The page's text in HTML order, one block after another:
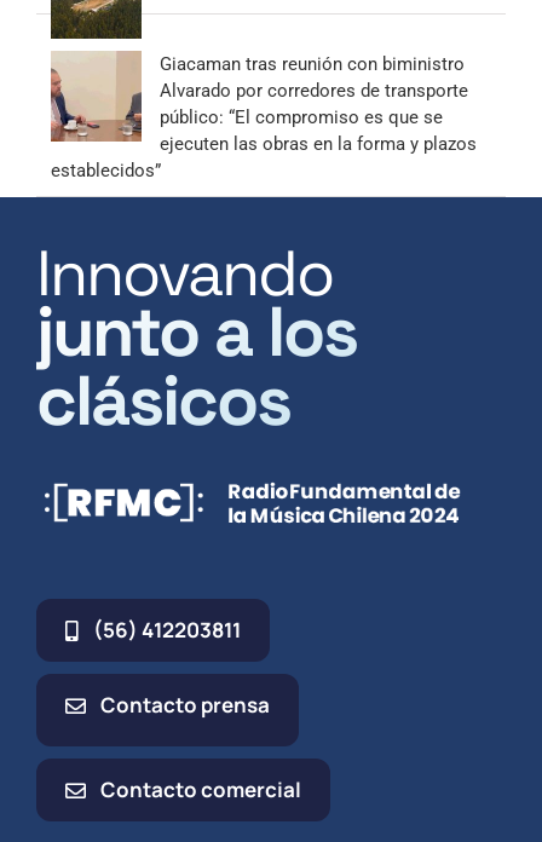
Giacaman tras reunión con biministro
Alvarado por corredores de transporte
público: “El compromiso es que se
ejecuten las obras en la forma y plazos
establecidos”
Innovando
junto a los
clásicos
(56) 412203811
Contacto prensa
Contacto comercial